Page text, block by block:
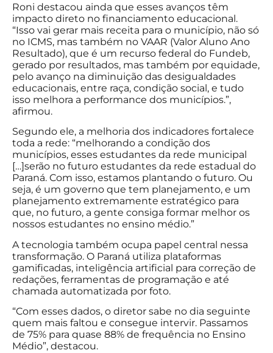
Roni destacou ainda que esses avanços têm
impacto direto no financiamento educacional.
“Isso vai gerar mais receita para o município, não só
no ICMS, mas também no VAAR (Valor Aluno Ano
Resultado), que é um recurso federal do Fundeb,
gerado por resultados, mas também por equidade,
pelo avanço na diminuição das desigualdades
educacionais, entre raça, condição social, e tudo
isso melhora a performance dos municípios.”,
afirmou.
Segundo ele, a melhoria dos indicadores fortalece
toda a rede: “melhorando a condição dos
municípios, esses estudantes da rede municipal
[…]serão no futuro estudantes da rede estadual do
Paraná. Com isso, estamos plantando o futuro. Ou
seja, é um governo que tem planejamento, e um
planejamento extremamente estratégico para
que, no futuro, a gente consiga formar melhor os
nossos estudantes no ensino médio.”
A tecnologia também ocupa papel central nessa
transformação. O Paraná utiliza plataformas
gamificadas, inteligência artificial para correção de
redações, ferramentas de programação e até
chamada automatizada por foto.
“Com esses dados, o diretor sabe no dia seguinte
quem mais faltou e consegue intervir. Passamos
de 75% para quase 88% de frequência no Ensino
Médio”, destacou.